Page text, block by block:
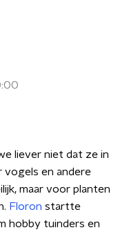
liever niet dat ze in
en andere
maar voor planten
Floron startte
hobby tuinders en